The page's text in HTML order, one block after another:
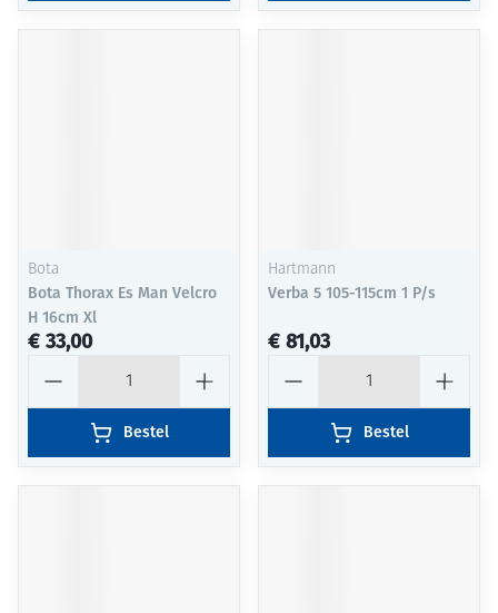
Bota
Bota Thorax Es Man Velcro
H 16cm Xl
€ 33,00
Bestel
Hartmann
Verba 5 105-115cm 1 P/s
€ 81,03
Bestel